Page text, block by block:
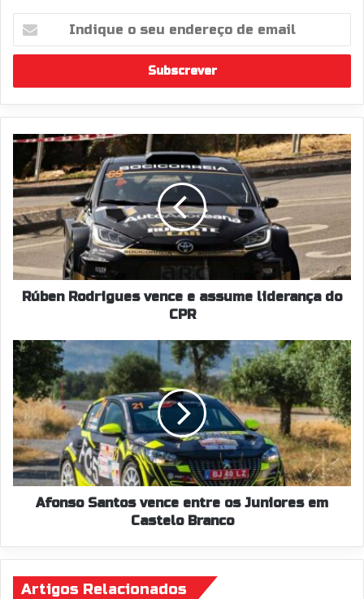
seu
de
email
Rúben
Rodrigues
vence
e
assume
liderança
do
Rúben Rodrigues vence e assume liderança do
CPR
Afonso
Santos
vence
entre
os
Juniores
em
Castelo
Branco
Afonso Santos vence entre os Juniores em
Castelo Branco
Artigos Relacionados